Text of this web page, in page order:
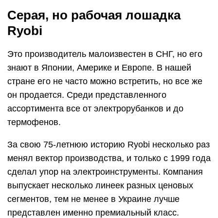
Серая, но рабочая лошадка
Ryobi
Это производитель малоизвестен в СНГ, но его
знают в Японии, Америке и Европе. В нашей
стране его не часто можно встретить, но все же
он продается. Среди представленного
ассортимента все от электрорубанков и до
термофенов.
За свою 75-летнюю историю Ryobi несколько раз
менял вектор производства, и только с 1999 года
сделал упор на электроинструменты. Компания
выпускает несколько линеек разных ценовых
сегментов, тем не менее в Украине лучше
представлен именно премиальный класс.